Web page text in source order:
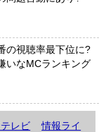
の視聴率最下位に?
いなMCランキング
レビ
情報ライ